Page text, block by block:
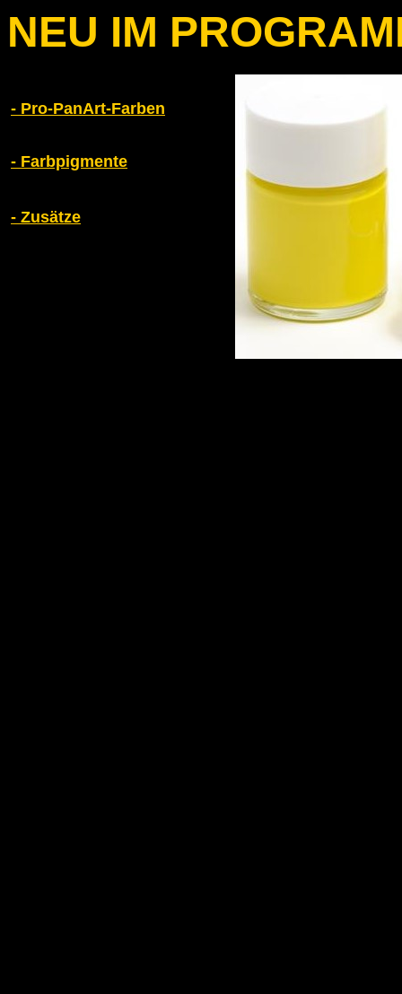
NEU IM
- Pro-PanArt-Farben
- Farbpigmente
- Zusätze